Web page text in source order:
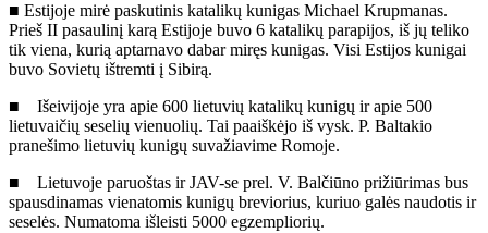
■ Estijoje mirė paskutinis katalikų kunigas Michael Krupmanas.
Prieš II pasaulinį karą Estijoje buvo 6 katalikų parapijos, iš jų teliko
tik viena, kurią aptarnavo dabar miręs kunigas. Visi Estijos kunigai
buvo Sovietų ištremti į Sibirą.
■ Išeivijoje yra apie 600 lietuvių katalikų kunigų ir apie 500
lietuvaičių seselių vienuolių. Tai paaiškėjo iš vysk. P. Baltakio
pranešimo lietuvių kunigų suvažiavime Romoje.
■ Lietuvoje paruoštas ir JAV-se prel. V. Balčiūno prižiūrimas bus
spausdinamas vienatomis kunigų breviorius, kuriuo galės naudotis ir
seselės. Numatoma išleisti 5000 egzempliorių.